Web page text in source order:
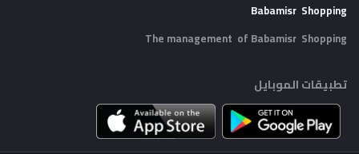
Babamisr Shopping
The management of Babamisr Shopping
تطبيقات الموبايل